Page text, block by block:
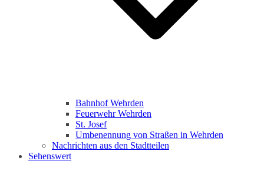
Bahnhof Wehrden
Feuerwehr Wehrden
St. Josef
Umbenennung von Straßen in Wehrden
Nachrichten aus den Stadtteilen
Sehenswert